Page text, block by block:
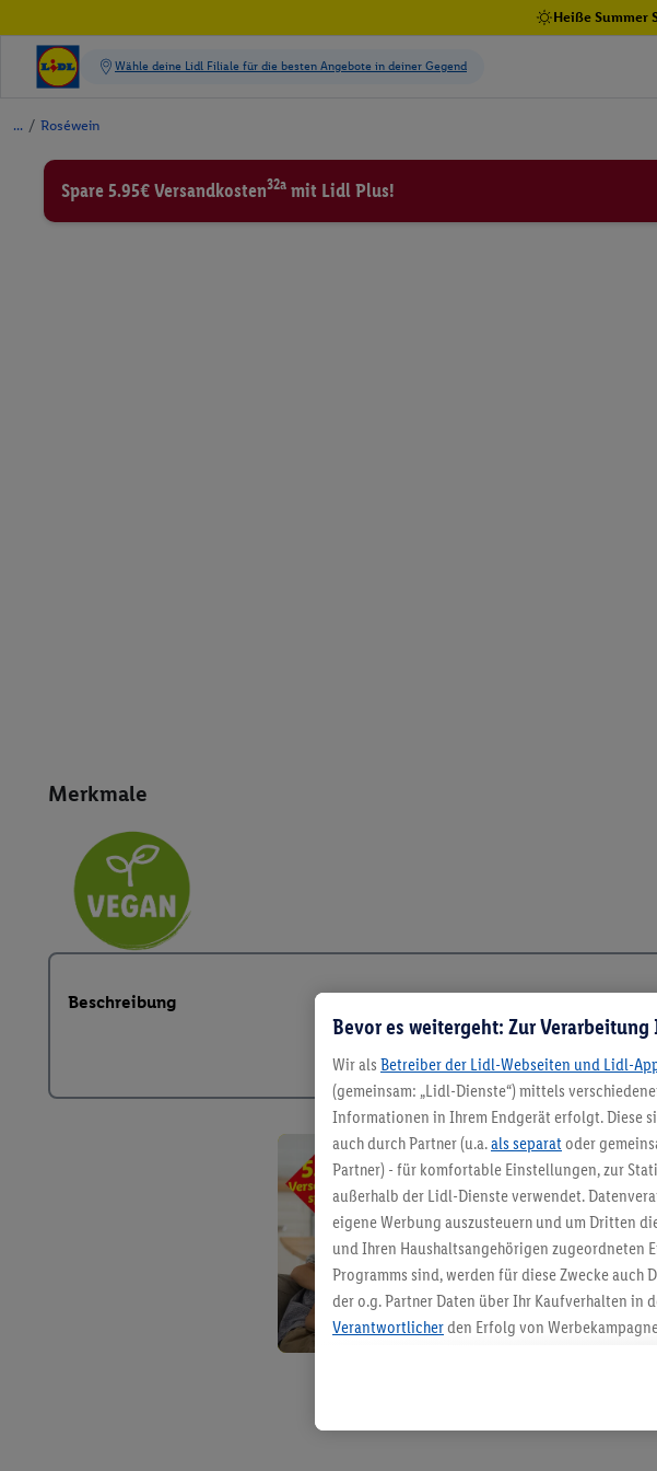
Heiße Summer
/ Roséwein
Spare 5.95€ Versandkosten32a mit Lidl Plus!
Merkmale
Beschreibung
Bevor es weitergeht: Zur Verarbeitung
Wir als Betreiber der Lidl-Webseiten und Lidl-
(gemeinsam: „Lidl-Dienste“) mittels
Informationen in Ihrem Endgerät erfolgt. Diese
auch durch Partner (u.a.als separat oder
Partner) - für komfortable Einstellungen, zur
außerhalb der Lidl-Dienste verwendet.
eigene Werbung auszusteuern und um Dritten
und Ihren Haushaltsangehörigen zugeordneten
Programms sind, werden für diese Zwecke
der o.g. Partner Daten über Ihr Kaufverhalten in
Verantwortlicherden Erfolg von
angereicherten Profilen. Dies umfasst die
Kaufverhalten in den Lidl-Diensten,
genauen Standortdaten) auch über